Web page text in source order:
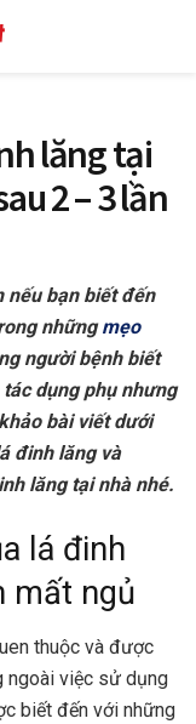
lăng tại
2 – 3 lần
nếu bạn biết đến
nhữngmẹo
người bệnh biết
dụng phụ nhưng
bài viết dưới
đinh lăng và
lăng tại nhà nhé.
lá đinh
mất ngủ
thuộc và được
ngoài việc sử dụng
biết đến với những